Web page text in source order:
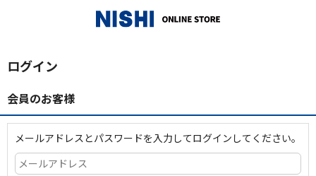
ログイン
会員のお客様
メールアドレスとパスワードを入力してログインしてください。